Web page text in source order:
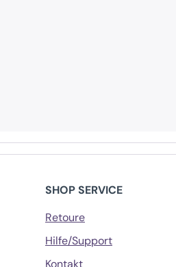
SHOP SERVICE
Retoure
Hilfe/Support
Kontakt